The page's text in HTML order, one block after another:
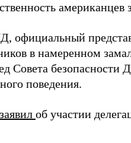
американцев
официальный
в намеренном
Совета безопасности
поведения.
заявил об участии